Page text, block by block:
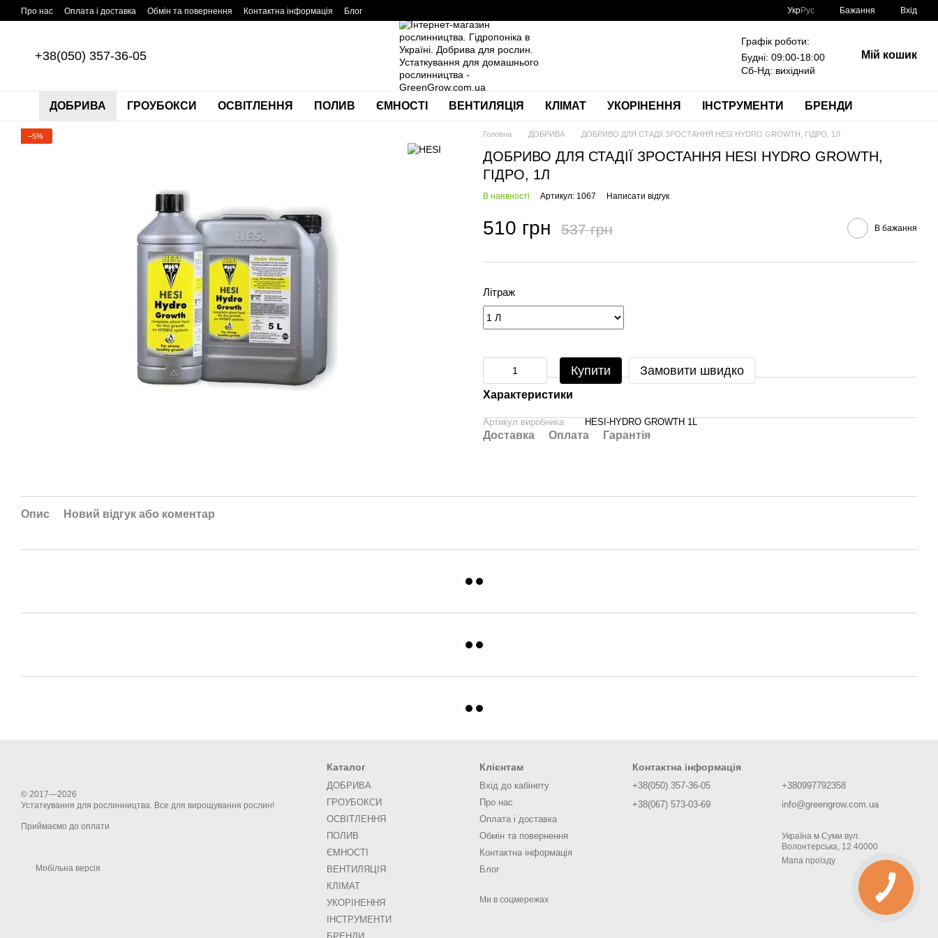
Перейти до основного контенту
Про нас Оплата і доставка Обмін та повернення Контактна інформація Блог УкрРус Бажання Вхід
+38(050) 357-36-05
Графік роботи:
Будні: 09:00-18:00
Сб-Нд: вихідний
Мій кошик
ДОБРИВА ГРОУБОКСИ ОСВІТЛЕННЯ ПОЛИВ ЄМНОСТІ ВЕНТИЛЯЦІЯ КЛІМАТ УКОРІНЕННЯ ІНСТРУМЕНТИ БРЕНДИ
−5% Головна ДОБРИВА ДОБРИВО ДЛЯ СТАДІЇ ЗРОСТАННЯ HESI HYDRO GROWTH, ГІДРО, 1Л
ДОБРИВО ДЛЯ СТАДІЇ ЗРОСТАННЯ HESI HYDRO GROWTH,
ГІДРО, 1Л
В наявності Артикул: 1067 Написати відгук
510 грн 537 грн В бажання
Літраж
Купити Замовити швидко
Характеристики
Артикул виробника HESI-HYDRO GROWTH 1L
Доставка Оплата Гарантія
Опис Новий відгук або коментар
© 2017—2026
Устаткування для рослинництва. Все для вирощування рослин!
Приймаємо до оплати
Мобільна версія
Каталог
ДОБРИВА
ГРОУБОКСИ
ОСВІТЛЕННЯ
ПОЛИВ
ЄМНОСТІ
ВЕНТИЛЯЦІЯ
КЛІМАТ
УКОРІНЕННЯ
ІНСТРУМЕНТИ
Клієнтам
Вхід до кабінету
Про нас
Оплата і доставка
Обмін та повернення
Контактна інформація
Блог
Ми в соцмережах
Контактна інформація
+38(050) 357-36-05
+38(067) 573-03-69
+380997792358
info@greengrow.com.ua
Україна м Суми вул.
Волонтерська, 12 40000
Мапа проїзду